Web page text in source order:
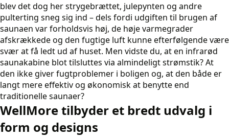
blev det dog her strygebrættet, julepynten og andre
pulterting sneg sig ind – dels fordi udgiften til brugen af
saunaen var forholdsvis høj, de høje varmegrader
afskrækkede og den fugtige luft kunne efterfølgende være
svær at få ledt ud af huset. Men vidste du, at en infrarød
saunakabine blot tilsluttes via almindeligt strømstik? At
den ikke giver fugtproblemer i boligen og, at den både er
langt mere effektiv og økonomisk at benytte end
traditionelle saunaer?
WellMore tilbyder et bredt udvalg i
form og designs